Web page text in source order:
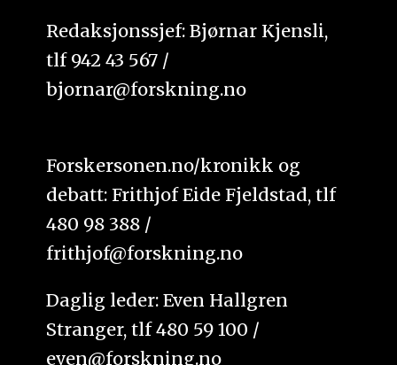
Redaksjonssjef: Bjørnar Kjensli,
tlf 942 43 567 /
bjornar@forskning.no
Forskersonen.no/kronikk og
debatt: Frithjof Eide Fjeldstad, tlf
480 98 388 /
frithjof@forskning.no
Daglig leder: Even Hallgren
Stranger, tlf 480 59 100 /
even@forskning.no